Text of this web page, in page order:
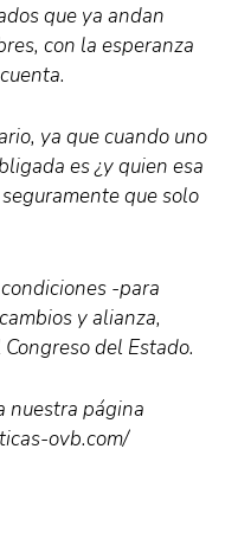
que ya andan
con la esperanza
ya que cuando uno
es ¿y quien esa
que solo
-para
y alianza,
del Estado.
nuestra página
ovb.com/